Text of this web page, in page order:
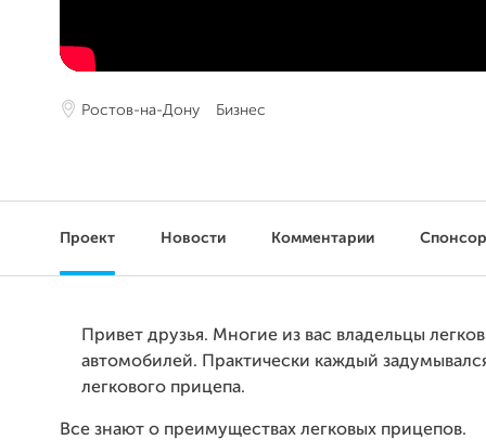
Ростов-на-Дону Бизнес
Проект Новости Комментарии
Привет друзья. Многие из вас владельцы
автомобилей. Практически каждый
легкового прицепа.
Все знают о преимуществах легковых прицепов.